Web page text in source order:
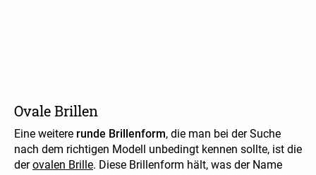
Ovale Brillen
Eine weitere runde Brillenform, die man bei der Suche
nach dem richtigen Modell unbedingt kennen sollte, ist die
derovalen Brille. Diese Brillenform hält, was der Name